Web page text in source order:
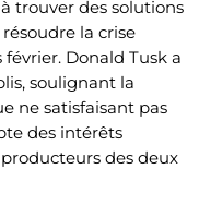
trouver des solutions
la crise
Donald Tusk a
soulignant la
ne satisfaisant pas
des intérêts
des deux